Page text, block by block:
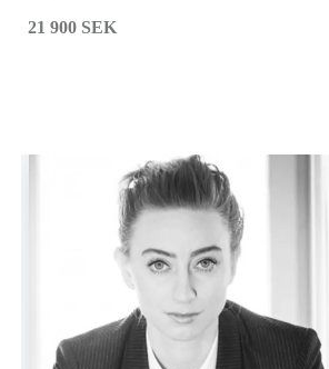
21 900 SEK